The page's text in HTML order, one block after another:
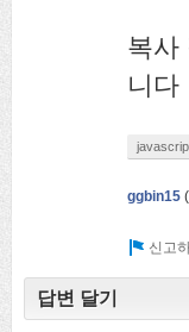
복사
니다
ggbin15 (
답변 달기